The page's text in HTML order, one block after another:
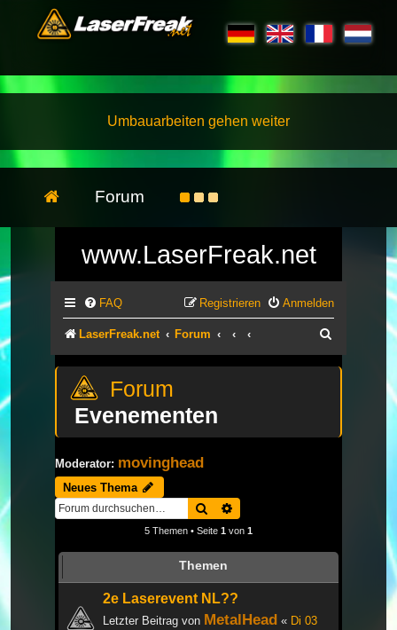
Umbauarbeiten gehen weiter
Forum
www.LaserFreak.net
FAQ Anmelden
Registrieren
LaserFreak.net Forum
Evenementen
Moderator: movinghead
Neues Thema
Suche
5 Themen • Seite 1 von 1
Themen
2e Laserevent NL??
Letzter Beitrag von MetalHead « Di 03